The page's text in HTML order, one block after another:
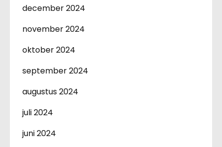
december 2024
november 2024
oktober 2024
september 2024
augustus 2024
juli 2024
juni 2024